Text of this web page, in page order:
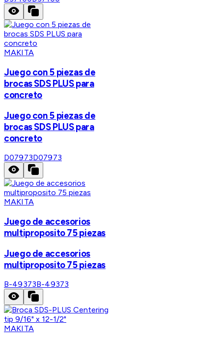
MAKITA
Juego con 5 piezas de
brocas SDS PLUS para
concreto
Juego con 5 piezas de
brocas SDS PLUS para
concreto
D07973D07973
MAKITA
Juego de accesorios
multiproposito 75 piezas
Juego de accesorios
multiproposito 75 piezas
B-49373B-49373
MAKITA